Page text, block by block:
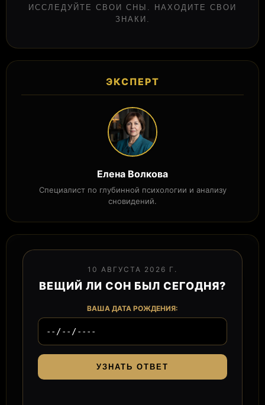
ИССЛЕДУЙТЕ СВОИ СНЫ. НАХОДИТЕ СВОИ
ЗНАКИ.
ЭКСПЕРТ
Елена Волкова
Специалист по глубинной психологии и анализу
сновидений.
10 АВГУСТА 2026 Г.
ВЕЩИЙ ЛИ СОН БЫЛ СЕГОДНЯ?
ВАША ДАТА РОЖДЕНИЯ:
УЗНАТЬ ОТВЕТ